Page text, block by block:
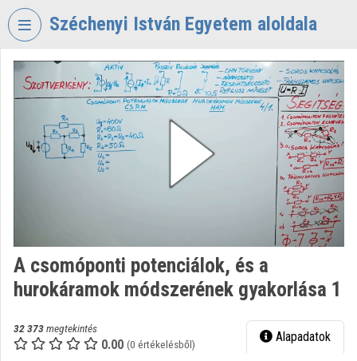
Fejléc kihagyása
Széchenyi István Egyetem aloldala
TORIUM
SZÉCHENYI
ISTVÁN
EGYETEM
Kategóriák
Intézményi listák
A csomóponti potenciálok, és a
hurokáramok módszerének gyakorlása 1
32 373megtekintés
0.00 (0 értékelésből) Alapadatok